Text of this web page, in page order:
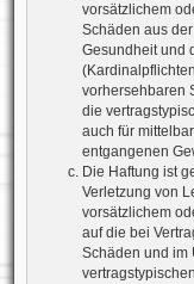
vorsätzlichem
Schäden aus
Gesundheit und
vorhersehbaren
die
auch für
entgangenen
Die Haftung ist
Verletzung von
vorsätzlichem
auf die bei
Schäden und im